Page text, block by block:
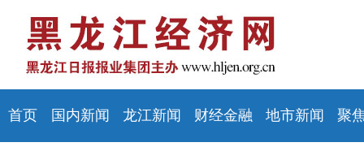
首页 国内新闻 龙江新闻 财经金融 地市新闻 聚